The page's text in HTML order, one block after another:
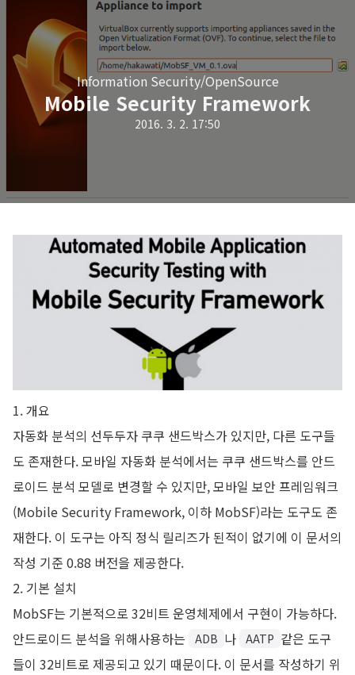
Information Security/OpenSource
Mobile Security Framework
2016. 3. 2. 17:50
1. 개요
자동화 분석의 선두두자 쿠쿠 샌드박스가 있지만, 다른 도구들
도 존재한다. 모바일 자동화 분석에서는 쿠쿠 샌드박스를 안드
로이드 분석 모델로 변경할 수 있지만, 모바일 보안 프레임워크
(Mobile Security Framework, 이하 MobSF)라는 도구도 존
재한다. 이 도구는 아직 정식 릴리즈가 된적이 없기에 이 문서의
작성 기준 0.88 버전을 제공한다.
2. 기본 설치
MobSF는 기본적으로 32비트 운영체제에서 구현이 가능하다.
안드로이드 분석을 위해사용하는
ADB 나 AATP 같은 도구
들이 32비트로 제공되고 있기 때문이다. 이 문서를 작성하기 위